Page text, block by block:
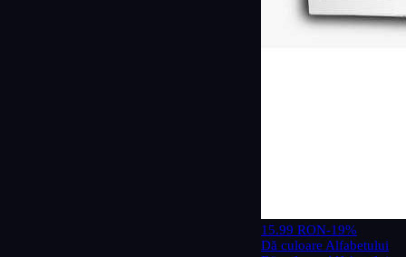
15.99 RON-19%
Dă culoare Alfabetului